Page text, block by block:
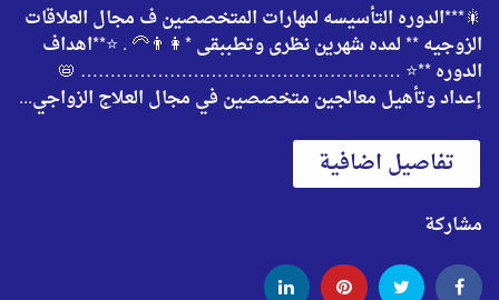
🎇***الدوره التأسيسه لمهارات المتخصصين ف مجال العلاقات
الزوجيه ** لمده شهرين نظرى وتطببقى *👩👨‍🦳 . ⭐️**اهداف
الدوره **⭐️ ……………………………………………… 📛
إعداد وتأهيل معالجين متخصصين في مجال العلاج الزواجي...
تفاصيل اضافية
مشاركة